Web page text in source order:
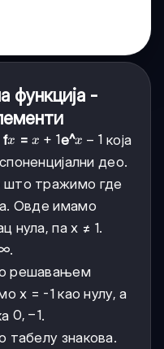
функција -
fx
x =x
1
x + 1e^x-
x − 1 која
део.
што тражимо где
Овде имамо
нула, па x ≠ 1.
.
решавањем
x = -1 као нулу, а
0,
0, −1.
табелу знакова.